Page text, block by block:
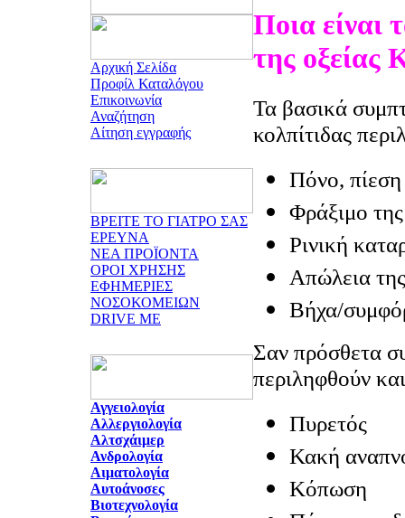
Αρχική Σελίδα
Προφίλ Καταλόγου
Επικοινωνία
Αναζήτηση
Αίτηση εγγραφής
ΒΡΕΙΤΕ ΤΟ ΓΙΑΤΡΟ ΣΑΣ
ΕΡΕΥΝΑ
ΝΕΑ ΠΡΟΪΟΝΤΑ
ΟΡΟΙ ΧΡΗΣΗΣ
ΕΦΗΜΕΡΙΕΣ
ΝΟΣΟΚΟΜΕΙΩΝ
DRIVE ME
Αγγειολογία
Αλλεργιολογία
Αλτσχάιμερ
Ανδρολογία
Αιματολογία
Αυτοάνοσες
Βιοτεχνολογία
Ποια είναι
της οξείας
Τα βασικά
κολπίτιδας
Πόνο,
Φράξιμο
Ρινική
Απώλεια
Βήχα/
Σαν πρόσθετα
περιληφθούν
Πυρετός
Κακή
Κόπωση